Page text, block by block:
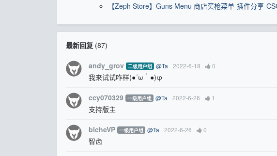
【Zeph Store】Guns Menu 商店买枪菜单-插件分享-
最新回复(87)
andy_grov 二级用户组 @Ta 2022-6-18 0
我来试试咋样(●´ω｀●)φ
ccy070329 一级用户组 @Ta 2022-6-26 1
支持版主
blcheVP 一级用户组 @Ta 2022-6-26 0
智齿